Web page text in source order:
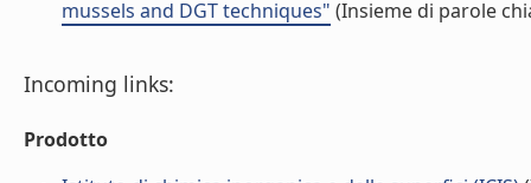
mussels and DGT techniques" (Insieme di parole
Incoming links:
Prodotto